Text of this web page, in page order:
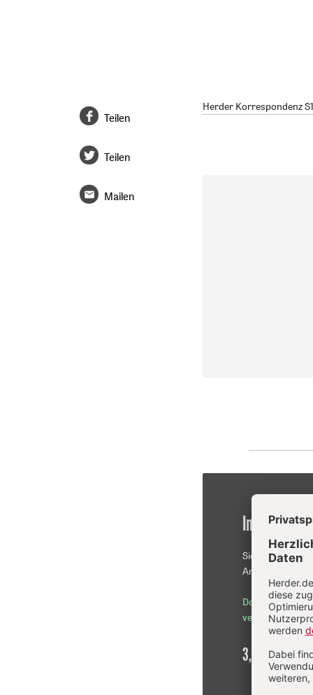
Herder Korrespondenz
Im
Sie erhalten
Artikel als PDF-
Download
verfügbar
3,90 €inkl.
Teilen
Teilen
Mailen